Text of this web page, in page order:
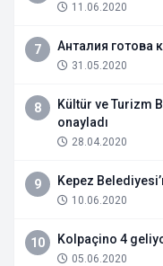
11.06.2020
7 Анталия готова
31.05.2020
8
Kültür ve Turizm
onayladı
28.04.2020
9 Kepez
10.06.2020
10 Kolpaçino 4
05.06.2020